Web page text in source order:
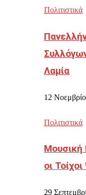
Πολιτιστικά
Λαμία
12
Πολιτιστικά
οι
29